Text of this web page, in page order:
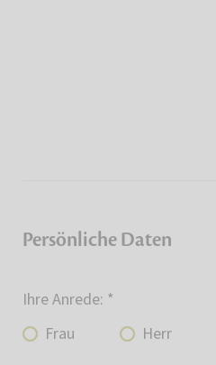
Persönliche Daten
Ihre Anrede: *
Frau
Herr